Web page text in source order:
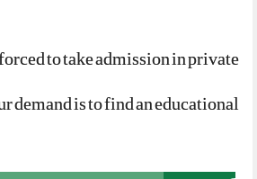
to take admission in private
demand is to find an educational